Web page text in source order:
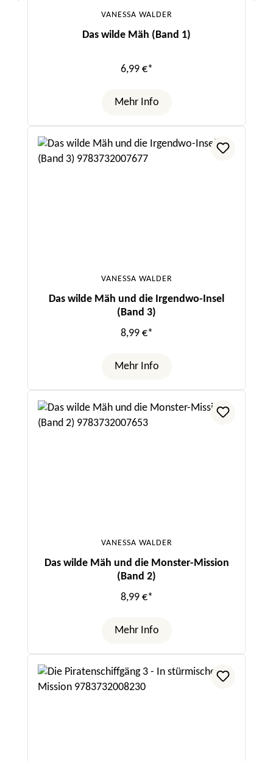
VANESSA WALDER
Das wilde Mäh (Band 1)
6,99 €*
Mehr Info
VANESSA WALDER
Das wilde Mäh und die Irgendwo-Insel
(Band 3)
8,99 €*
Mehr Info
VANESSA WALDER
Das wilde Mäh und die Monster-Mission
(Band 2)
8,99 €*
Mehr Info